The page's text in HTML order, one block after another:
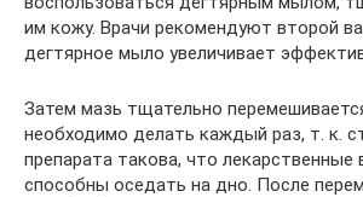
им кожу. Врачи рекомендуют второй
дегтярное мыло увеличивает
Затем мазь тщательно
необходимо делать каждый раз, т. к.
препарата такова, что лекарственные
способны оседать на дно. После